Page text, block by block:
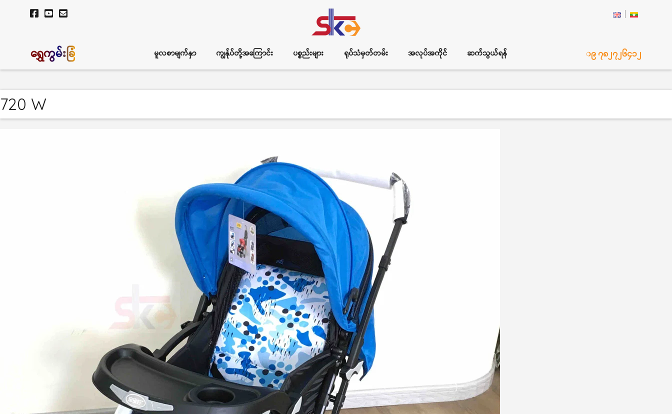
ရွှေကွမ်းခြံ မူလစာမျက်နှာ ကျွန်ုပ်တို့အကြောင်း ပစ္စည်းများ ရုပ်သံမှတ်တမ်း အလုပ်အကိုင် ဆက်သွယ်ရန် ၀၉ ၇၈၂၇၂၆၄၁၂
720 W